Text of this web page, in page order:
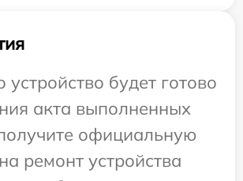
устройство будет готово
акта выполненных
официальную
ремонт устройства